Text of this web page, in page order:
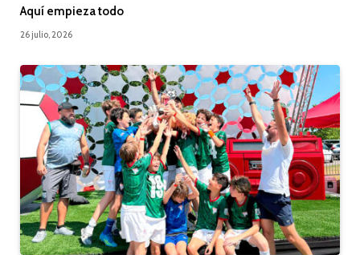
Aquí empieza todo
26 julio, 2026